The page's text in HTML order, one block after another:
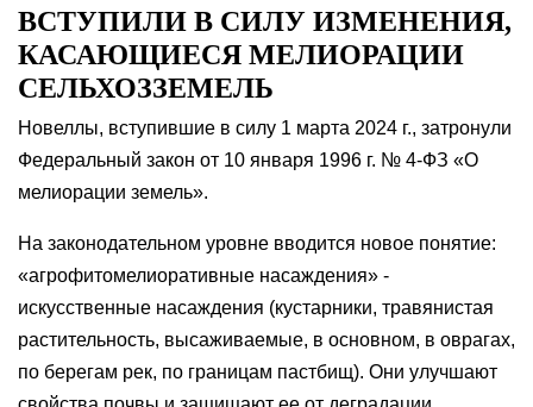
ВСТУПИЛИ В СИЛУ ИЗМЕНЕНИЯ,
КАСАЮЩИЕСЯ МЕЛИОРАЦИИ
СЕЛЬХОЗЗЕМЕЛЬ
Новеллы, вступившие в силу 1 марта 2024 г., затронули
Федеральный закон от 10 января 1996 г. № 4-ФЗ «О
мелиорации земель».
На законодательном уровне вводится новое понятие:
«агрофитомелиоративные насаждения» -
искусственные насаждения (кустарники, травянистая
растительность, высаживаемые, в основном, в оврагах,
по берегам рек, по границам пастбищ). Они улучшают